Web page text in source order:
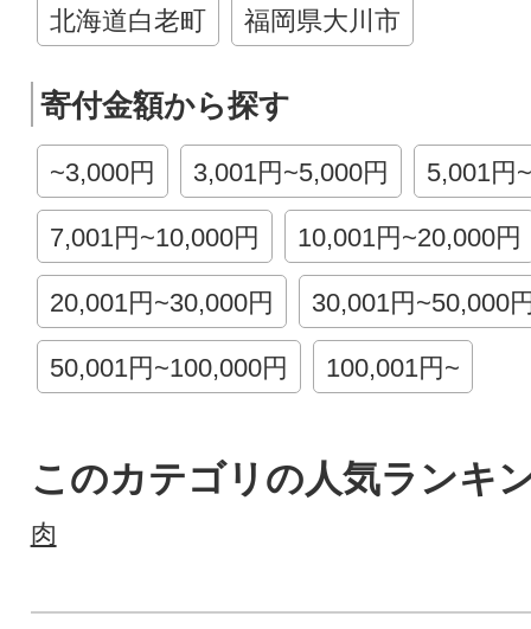
北海道白老町 福岡県大川市
寄付金額から探す
~3,000円 3,001円~5,000円 5,001円
7,001円~10,000円 10,001円~20,000円
20,001円~30,000円 30,001円~50,000
50,001円~100,000円 100,001円~
このカテゴリの人気ランキ
肉